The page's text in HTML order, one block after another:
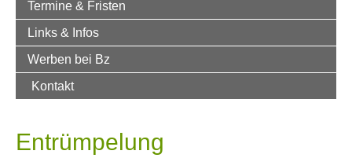
Termine & Fristen
Links & Infos
Werben bei Bz
Kontakt
Entrümpelung